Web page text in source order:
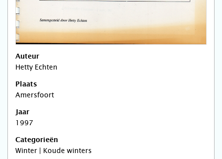
Auteur
Hetty Echten
Plaats
Amersfoort
Jaar
1997
Categorieën
Winter | Koude winters